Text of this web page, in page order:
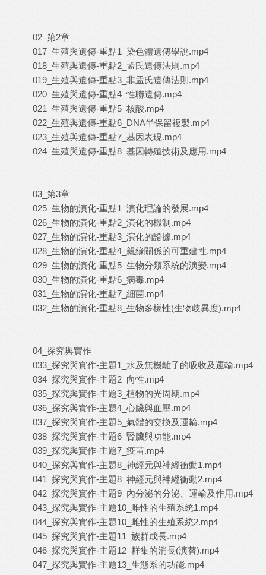
02_第2章
017_生殖與遺傳-重點1_染色體遺傳學說.mp4
018_生殖與遺傳-重點2_孟氏遺傳法則.mp4
019_生殖與遺傳-重點3_非孟氏遺傳法則.mp4
020_生殖與遺傳-重點4_性聯遺傳.mp4
021_生殖與遺傳-重點5_核酸.mp4
022_生殖與遺傳-重點6_DNA半保留複製.mp4
023_生殖與遺傳-重點7_基因表現.mp4
024_生殖與遺傳-重點8_基因轉殖技術及應用.mp4
03_第3章
025_生物的演化-重點1_演化理論的發展.mp4
026_生物的演化-重點2_演化的機制.mp4
027_生物的演化-重點3_演化的證據.mp4
028_生物的演化-重點4_親緣關係的可重建性.mp4
029_生物的演化-重點5_生物分類系統的演變.mp4
030_生物的演化-重點6_病毒.mp4
031_生物的演化-重點7_細菌.mp4
032_生物的演化-重點8_生物多樣性(生物歧異度).mp4
04_探究與實作
033_探究與實作-主題1_水及無機離子的吸收及運輸.mp4
034_探究與實作-主題2_向性.mp4
035_探究與實作-主題3_植物的光周期.mp4
036_探究與實作-主題4_心臟與血壓.mp4
037_探究與實作-主題5_氣體的交換及運輸.mp4
038_探究與實作-主題6_腎臟與功能.mp4
039_探究與實作-主題7_疫苗.mp4
040_探究與實作-主題8_神經元與神經衝動1.mp4
041_探究與實作-主題8_神經元與神經衝動2.mp4
042_探究與實作-主題9_內分泌的分泌、運輸及作用.mp4
043_探究與實作-主題10_雌性的生殖系統1.mp4
044_探究與實作-主題10_雌性的生殖系統2.mp4
045_探究與實作-主題11_族群成長.mp4
046_探究與實作-主題12_群集的消長(演替).mp4
047_探究與實作-主題13_生態系的功能.mp4